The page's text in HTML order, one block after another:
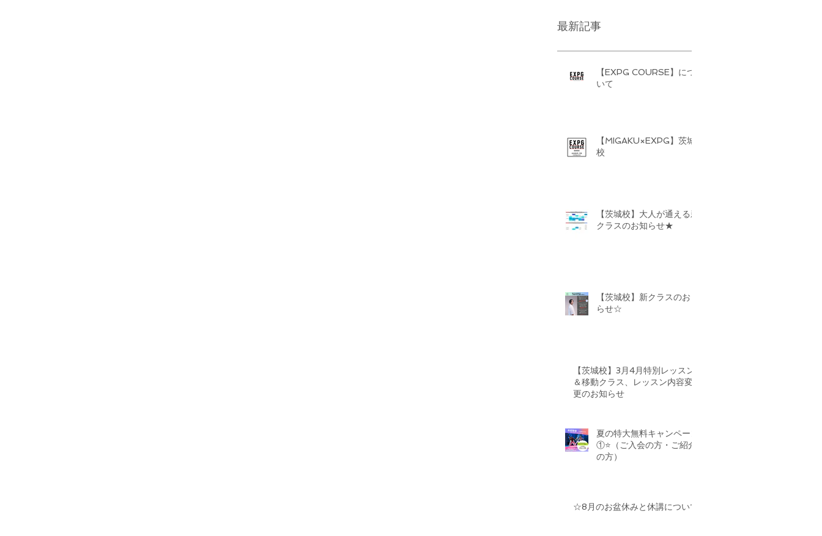
最新記事
【EXPG COURSE】につ
いて
【MIGAKU×EXPG】茨城
校
【茨城校】大人が通える新
クラスのお知らせ★
【茨城校】新クラスのおし
らせ☆
【茨城校】3月4月特別レッスン
＆移動クラス、レッスン内容変
更のお知らせ
夏の特大無料キャンペーン
①⭐️（ご入会の方・ご紹介
の方）
☆8月のお盆休みと休講について